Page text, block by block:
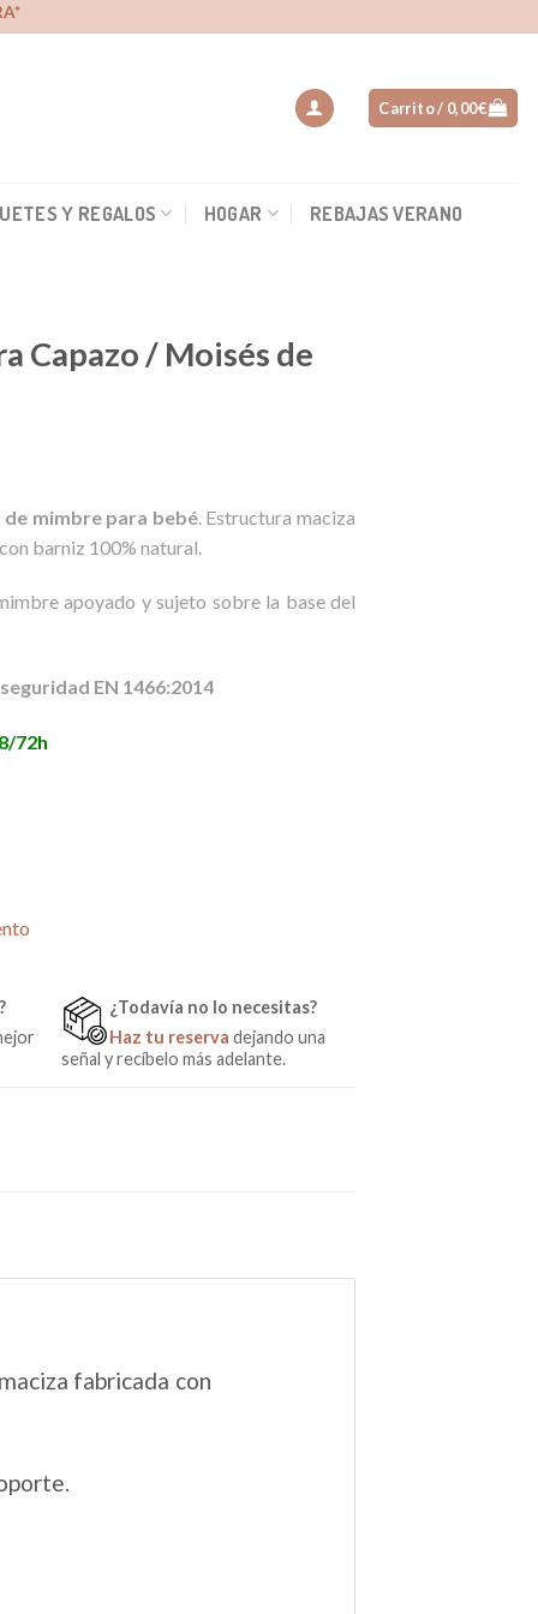
Carrito / 0,00€
Y REGALOS HOGAR REBAJAS VERANO
Capazo / Moisés de
mimbre para bebé. Estructura maciza
barniz 100% natural.
apoyado y sujeto sobre la base del
EN 1466:2014
72h
¿Todavía no lo necesitas?
Haz tu reserva dejando una
señal y recíbelo más adelante.
fabricada con